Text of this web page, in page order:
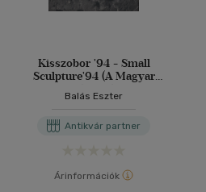
Kisszobor '94 - Small
Sculpture'94 (A Magyar
Egyesületének kiállítása a
Iparművészek
Balás Eszter
Antikvár partner
Árinformációk